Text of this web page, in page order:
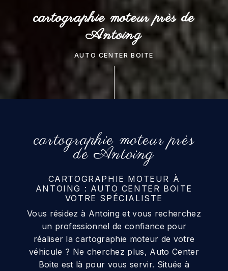
cartographie moteur près de
Antoing
AUTO CENTER BOITE
cartographie moteur près
de Antoing
CARTOGRAPHIE MOTEUR À
ANTOING : AUTO CENTER BOITE
VOTRE SPÉCIALISTE
Vous résidez à Antoing et vous recherchez
un professionnel de confiance pour
réaliser la cartographie moteur de votre
véhicule ? Ne cherchez plus, Auto Center
Boite est là pour vous servir. Située à